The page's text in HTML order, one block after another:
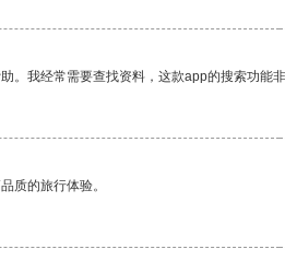
。我经常需要查找资料，这款app的搜索功能
质的旅行体验。